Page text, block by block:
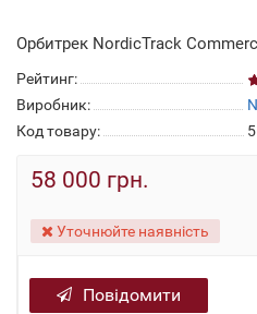
Орбитрек NordicTrack
Рейтинг:
Виробник:
Код товару:
58 000 грн.
Уточнюйте наявність
Повідомити